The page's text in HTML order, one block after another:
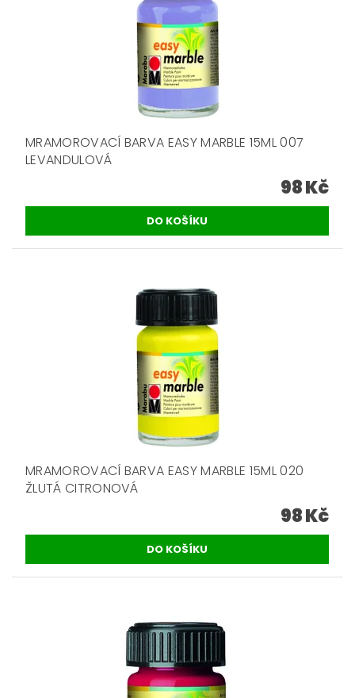
MRAMOROVACÍ BARVA EASY MARBLE 15ML 007
LEVANDULOVÁ
98 Kč
MRAMOROVACÍ BARVA EASY MARBLE 15ML 020
ŽLUTÁ CITRONOVÁ
98 Kč